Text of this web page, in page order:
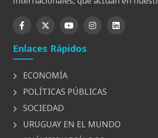
Enlaces Rápidos
ECONOMÍA
POLÍTICAS PÚBLICAS
SOCIEDAD
URUGUAY EN EL MUNDO